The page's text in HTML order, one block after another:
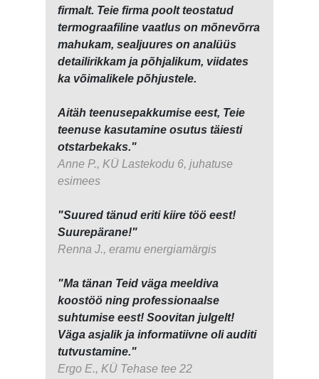
firmalt. Teie firma poolt teostatud
termograafiline vaatlus on mõnevõrra
mahukam, sealjuures on analüüs
detailirikkam ja põhjalikum, viidates
ka võimalikele põhjustele.
Aitäh teenusepakkumise eest, Teie
teenuse kasutamine osutus täiesti
otstarbekaks."
Anne P., KÜ Lastekodu 6, juhatuse
esimees
"Suured tänud eriti kiire töö eest!
Suurepärane!"
Renna J., eramu energiamärgis
"Ma tänan Teid väga meeldiva
koostöö ning professionaalse
suhtumise eest! Soovitan julgelt!
Väga asjalik ja informatiivne oli auditi
tutvustamine."
Ergo E., KÜ Tehase tee 22